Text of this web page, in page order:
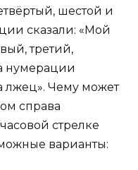
шестой и
сказали: «Мой
третий,
нумерации
лжец». Чему может
справа
стрелке
варианты: